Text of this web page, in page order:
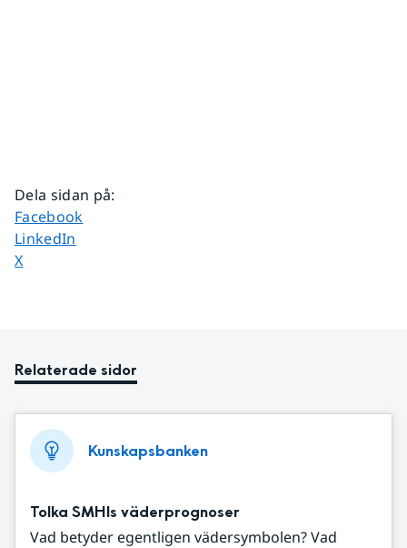
Dela sidan på:
Dela sidan på
Facebook
Dela sidan på
LinkedIn
Dela sidan på
X
Relaterade sidor
Kunskapsbanken
Tolka SMHIs väderprognoser
Vad betyder egentligen vädersymbolen? Vad